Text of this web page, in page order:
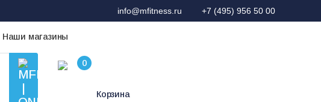
info@mfitness.ru +7 (495) 956 50 00
Наши магазины
Корзина